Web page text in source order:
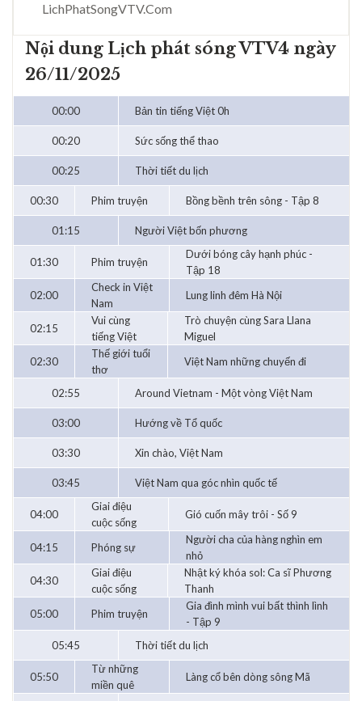
LichPhatSongVTV.Com
Nội dung Lịch phát sóng VTV4 ngày
26/11/2025
00:00 Bản tin tiếng Việt 0h
00:20 Sức sống thể thao
00:25 Thời tiết du lịch
00:30 Phim truyện Bồng bềnh trên sông - Tập 8
01:15 Người Việt bốn phương
01:30 Phim truyện
Dưới bóng cây hạnh phúc -
Tập 18
02:00
Check in Việt
Nam
Lung linh đêm Hà Nội
02:15
Vui cùng
tiếng Việt
Trò chuyện cùng Sara Llana
Miguel
02:30
Thế giới tuổi
thơ
Việt Nam những chuyến đi
02:55 Around Vietnam - Một vòng Việt Nam
03:00 Hướng về Tổ quốc
03:30 Xin chào, Việt Nam
03:45 Việt Nam qua góc nhìn quốc tế
04:00
Giai điệu
cuộc sống
Gió cuốn mây trôi - Số 9
04:15 Phóng sự
Người cha của hàng nghìn em
nhỏ
04:30
Giai điệu
cuộc sống
Nhật ký khóa sol: Ca sĩ Phương
Thanh
05:00
Phim truyện
Gia đình mình vui bất thình lình
- Tập 9
05:45
Thời tiết du lịch
05:50
Từ những
miền quê
Làng cổ bên dòng sông Mã